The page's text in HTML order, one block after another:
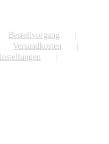
Bestellvorgang
Versandkosten